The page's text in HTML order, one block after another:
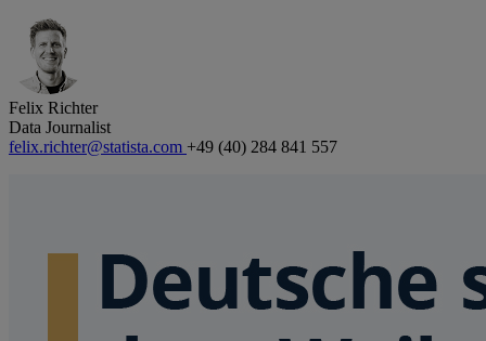
Felix Richter
Data Journalist
felix.richter@statista.com +49 (40) 284 841 557